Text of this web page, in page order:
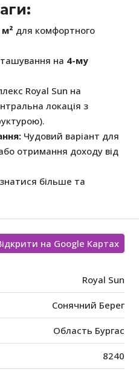
м² для комфортного
на 4-му
Royal Sun на
локація з
Чудовий варіант для
отримання доходу від
більше та
на Google Картах
Royal Sun
Сонячний Берег
Область Бургас
8240